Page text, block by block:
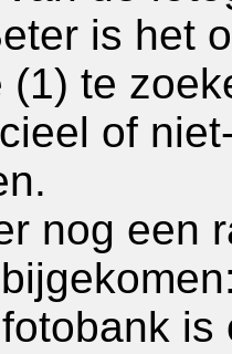
is het
(1) te
of
nog een